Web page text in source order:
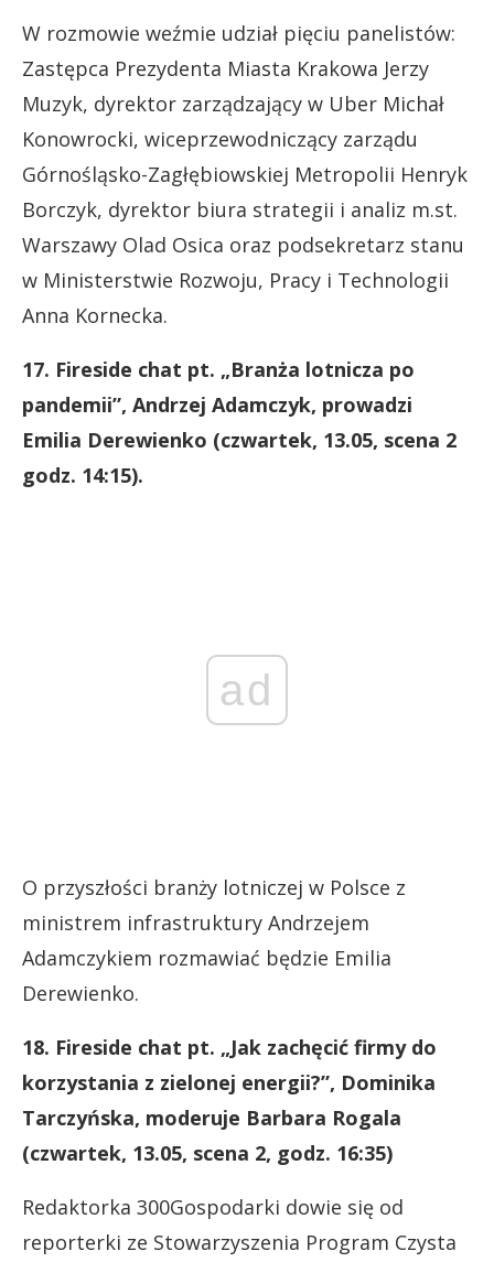
W rozmowie weźmie udział pięciu panelistów:
Zastępca Prezydenta Miasta Krakowa Jerzy
Muzyk, dyrektor zarządzający w Uber Michał
Konowrocki, wiceprzewodniczący zarządu
Górnośląsko-Zagłębiowskiej Metropolii Henryk
Borczyk, dyrektor biura strategii i analiz m.st.
Warszawy Olad Osica oraz podsekretarz stanu
w Ministerstwie Rozwoju, Pracy i Technologii
Anna Kornecka.
17. Fireside chat pt. „Branża lotnicza po
pandemii”, Andrzej Adamczyk, prowadzi
Emilia Derewienko (czwartek, 13.05, scena 2
godz. 14:15).
ad
O przyszłości branży lotniczej w Polsce z
ministrem infrastruktury Andrzejem
Adamczykiem rozmawiać będzie Emilia
Derewienko.
18. Fireside chat pt. „Jak zachęcić firmy do
korzystania z zielonej energii?”, Dominika
Tarczyńska, moderuje Barbara Rogala
(czwartek, 13.05, scena 2, godz. 16:35)
Redaktorka 300Gospodarki dowie się od
reporterki ze Stowarzyszenia Program Czysta